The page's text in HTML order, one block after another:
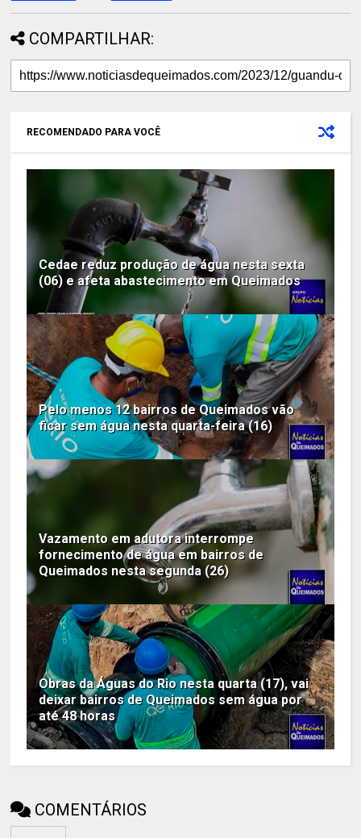
COMPARTILHAR:
RECOMENDADO PARA VOCÊ
Cedae reduz produção de água nesta sexta
(06) e afeta abastecimento em Queimados
Pelo menos 12 bairros de Queimados vão
ficar sem água nesta quarta-feira (16)
Vazamento em adutora interrompe
fornecimento de água em bairros de
Queimados nesta segunda (26)
Obras da Águas do Rio nesta quarta (17), vai
deixar bairros de Queimados sem água por
até 48 horas
COMENTÁRIOS